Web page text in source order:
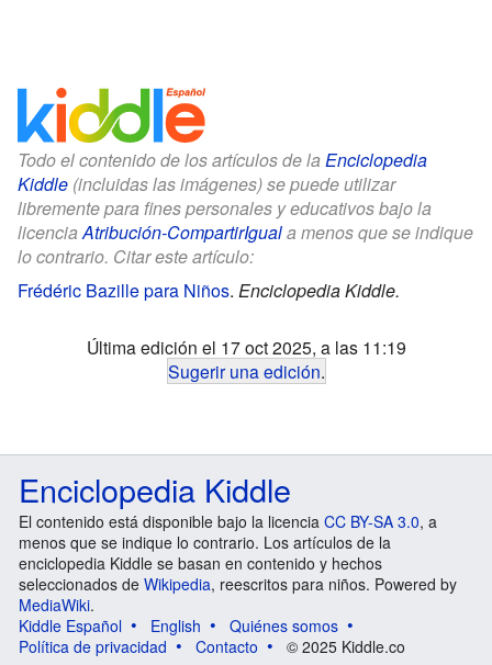
Todo el contenido de los artículos de la Enciclopedia
Kiddle (incluidas las imágenes) se puede utilizar
libremente para fines personales y educativos bajo la
licencia Atribución-CompartirIguala menos que se indique
lo contrario. Citar este artículo:
Frédéric Bazille para Niños. Enciclopedia Kiddle.
Última edición el 17 oct 2025, a las 11:19
Sugerir una edición.
Enciclopedia Kiddle
El contenido está disponible bajo la licencia CC BY-SA 3.0, a
menos que se indique lo contrario. Los artículos de la
enciclopedia Kiddle se basan en contenido y hechos
seleccionados de Wikipedia, reescritos para niños. Powered by
MediaWiki.
Kiddle Español
English
Quiénes somos
Política de privacidad
Contacto © 2025 Kiddle.co